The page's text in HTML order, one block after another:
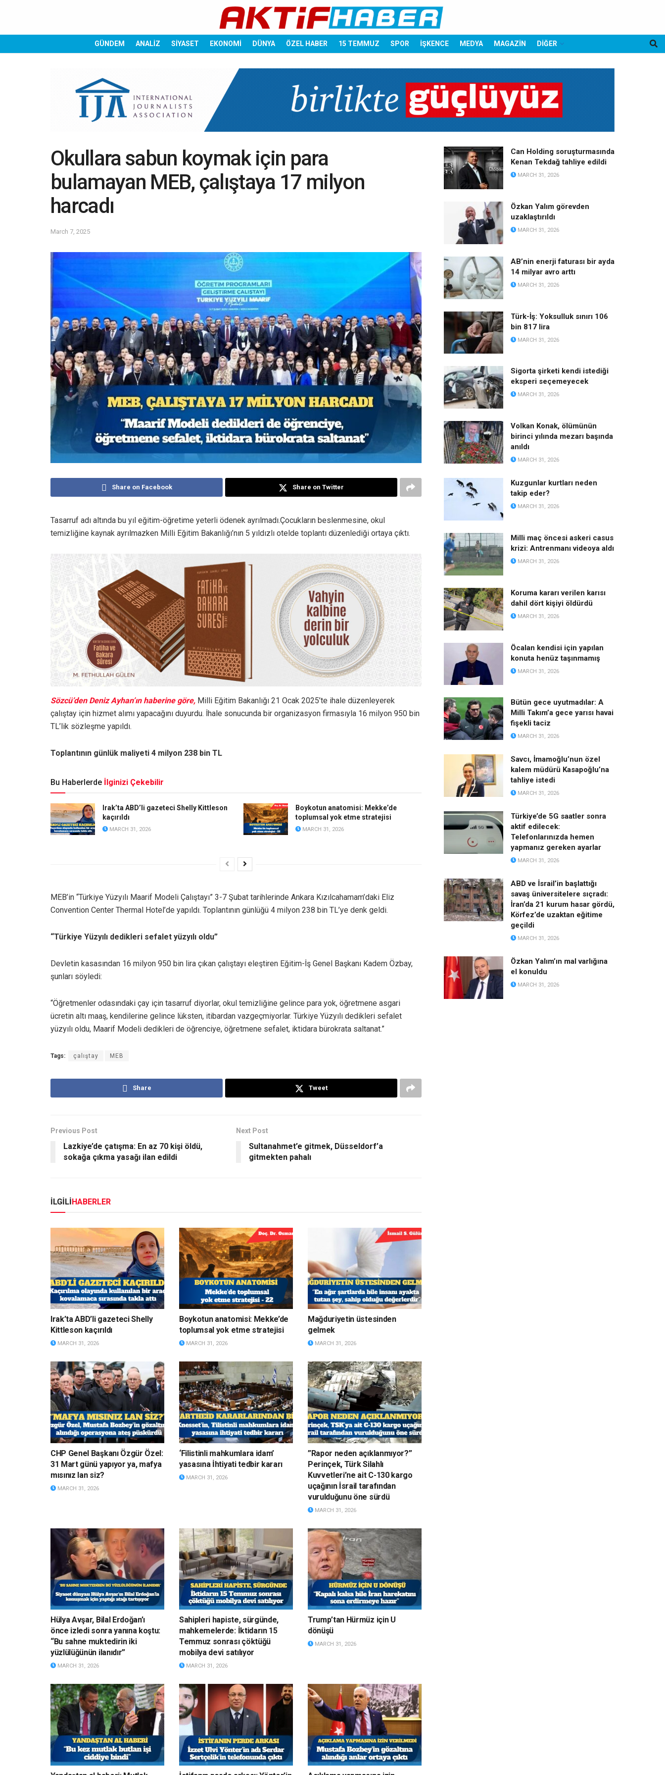
GÜNDEM ANALİZ SİYASET EKONOMİ DÜNYA ÖZEL HABER 15 TEMMUZ SPOR İŞKENCE MEDYA MAGAZİN DİĞER
Okullara sabun koymak için para
bulamayan MEB, çalıştaya 17 milyon
harcadı
March 7, 2025
Share on Facebook Share on Twitter
Tasarruf adı altında bu yıl eğitim-öğretime yeterli ödenek ayrılmadı.Çocukların beslenmesine, okul
temizliğine kaynak ayrılmazken Milli Eğitim Bakanlığı’nın 5 yıldızlı otelde toplantı düzenlediği ortaya çıktı.
Sözcü’den Deniz Ayhan’ın haberine göre, Milli Eğitim Bakanlığı 21 Ocak 2025’te ihale düzenleyerek
çalıştay için hizmet alımı yapacağını duyurdu. İhale sonucunda bir organizasyon firmasıyla 16 milyon 950 bin
TL’lik sözleşme yapıldı.
Toplantının günlük maliyeti 4 milyon 238 bin TL
Bu Haberlerde İlginizi Çekebilir
Irak’ta ABD’li gazeteci Shelly Kittleson
kaçırıldı
MARCH 31, 2026
Boykotun anatomisi: Mekke’de
toplumsal yok etme stratejisi
MARCH 31, 2026
MEB’in “Türkiye Yüzyılı Maarif Modeli Çalıştayı” 3-7 Şubat tarihlerinde Ankara Kızılcahamam’daki Eliz
Convention Center Thermal Hotel’de yapıldı. Toplantının günlüğü 4 milyon 238 bin TL’ye denk geldi.
“Türkiye Yüzyılı dedikleri sefalet yüzyılı oldu”
Devletin kasasından 16 milyon 950 bin lira çıkan çalıştayı eleştiren Eğitim-İş Genel Başkanı Kadem Özbay,
şunları söyledi:
“Öğretmenler odasındaki çay için tasarruf diyorlar, okul temizliğine gelince para yok, öğretmene asgari
ücretin altı maaş, kendilerine gelince lüksten, itibardan vazgeçmiyorlar. Türkiye Yüzyılı dedikleri sefalet
yüzyılı oldu, Maarif Modeli dedikleri de öğrenciye, öğretmene sefalet, iktidara bürokrata saltanat.”
Tags: çalıştay MEB
Share Tweet
Previous Post
Lazkiye’de çatışma: En az 70 kişi öldü,
sokağa çıkma yasağı ilan edildi
Next Post
Sultanahmet’e gitmek, Düsseldorf’a
gitmekten pahalı
İLGİLİHABERLER
Irak’ta ABD’li gazeteci Shelly
Kittleson kaçırıldı
MARCH 31, 2026
Boykotun anatomisi: Mekke’de
toplumsal yok etme stratejisi
MARCH 31, 2026
Mağduriyetin üstesinden
gelmek
MARCH 31, 2026
CHP Genel Başkanı Özgür Özel:
31 Mart günü yapıyor ya, mafya
mısınız lan siz?
MARCH 31, 2026
‘Filistinli mahkumlara idam’
yasasına İhtiyati tedbir kararı
MARCH 31, 2026
”Rapor neden açıklanmıyor?”
Perinçek, Türk Silahlı
Kuvvetleri’ne ait C-130 kargo
uçağının İsrail tarafından
vurulduğunu öne sürdü
MARCH 31, 2026
Hülya Avşar, Bilal Erdoğan’ı
önce izledi sonra yanına koştu:
“Bu sahne muktedirin iki
yüzlülüğünün ilanıdır”
MARCH 31, 2026
Sahipleri hapiste, sürgünde,
mahkemelerde: İktidarın 15
Temmuz sonrası çöktüğü
mobilya devi satılıyor
MARCH 31, 2026
Trump’tan Hürmüz için U
dönüşü
MARCH 31, 2026
Can Holding soruşturmasında
Kenan Tekdağ tahliye edildi
MARCH 31, 2026
Özkan Yalım görevden
uzaklaştırıldı
MARCH 31, 2026
AB’nin enerji faturası bir ayda
14 milyar avro arttı
MARCH 31, 2026
Türk-İş: Yoksulluk sınırı 106
bin 817 lira
MARCH 31, 2026
Sigorta şirketi kendi istediği
eksperi seçemeyecek
MARCH 31, 2026
Volkan Konak, ölümünün
birinci yılında mezarı başında
anıldı
MARCH 31, 2026
Kuzgunlar kurtları neden
takip eder?
MARCH 31, 2026
Milli maç öncesi askeri casus
krizi: Antrenmanı videoya aldı
MARCH 31, 2026
Koruma kararı verilen karısı
dahil dört kişiyi öldürdü
MARCH 31, 2026
Öcalan kendisi için yapılan
konuta henüz taşınmamış
MARCH 31, 2026
Bütün gece uyutmadılar: A
Milli Takım’a gece yarısı havai
fişekli taciz
MARCH 31, 2026
Savcı, İmamoğlu’nun özel
kalem müdürü Kasapoğlu’na
tahliye istedi
MARCH 31, 2026
Türkiye’de 5G saatler sonra
aktif edilecek:
Telefonlarınızda hemen
yapmanız gereken ayarlar
MARCH 31, 2026
ABD ve İsrail’in başlattığı
savaş üniversitelere sıçradı:
İran’da 21 kurum hasar gördü,
Körfez’de uzaktan eğitime
geçildi
MARCH 31, 2026
Özkan Yalım’ın mal varlığına
el konuldu
MARCH 31, 2026